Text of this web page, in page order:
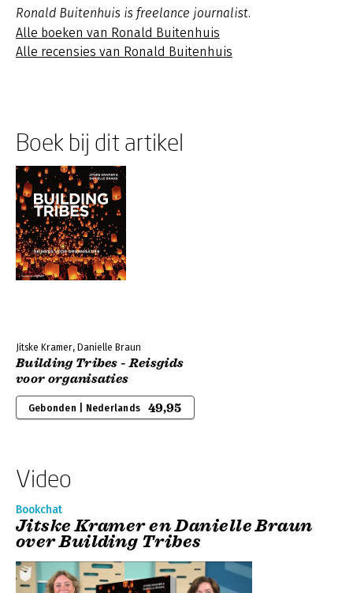
Ronald Buitenhuis is freelance journalist.
Alle boeken van Ronald Buitenhuis
Alle recensies van Ronald Buitenhuis
Boek bij dit artikel
Jitske Kramer, Danielle Braun
Building Tribes - Reisgids
voor organisaties
Gebonden | Nederlands 49,95
Video
Bookchat
Jitske Kramer en Danielle Braun
over Building Tribes